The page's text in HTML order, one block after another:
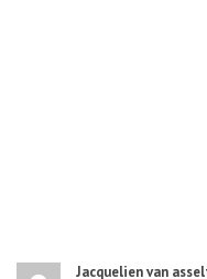
Jacquelien van